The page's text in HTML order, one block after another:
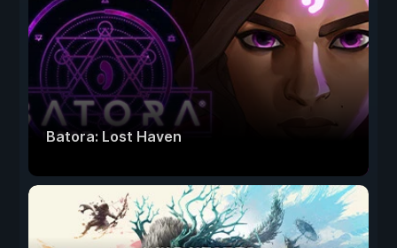
Batora: Lost Haven